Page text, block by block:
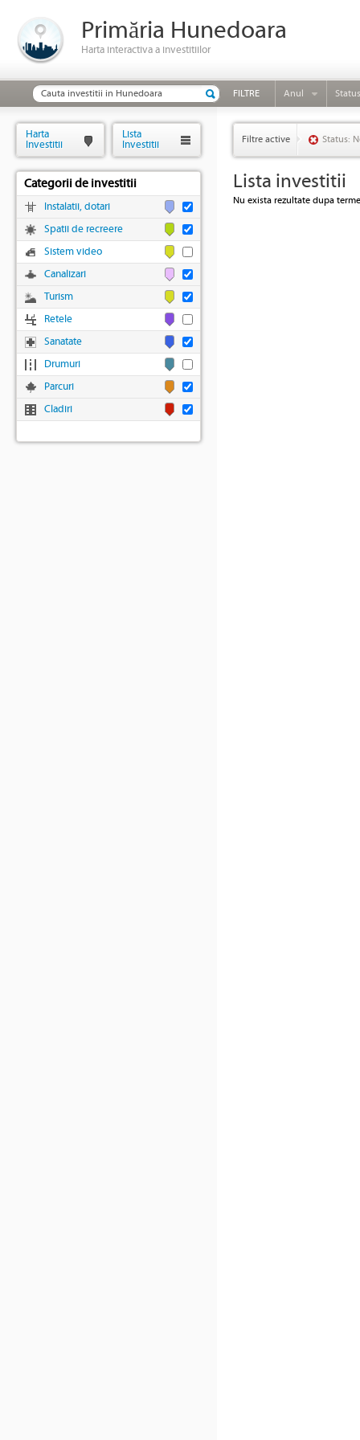
Primăria Hunedoara
Harta interactiva a investitiilor
FILTRE Anul Status
Filtre active Status:
Lista investitii
Nu exista rezultate dupa
Harta
Investitii
Lista
Investitii
Categorii de investitii
Instalatii, dotari
Spatii de recreere
Sistem video
Canalizari
Turism
Retele
Sanatate
Drumuri
Parcuri
Cladiri